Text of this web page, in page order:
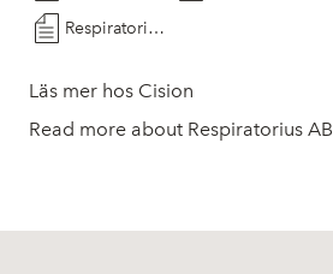
Respiratorius AB A R 251231 FINAL
Läs mer hos Cision
Read more about Respiratorius AB